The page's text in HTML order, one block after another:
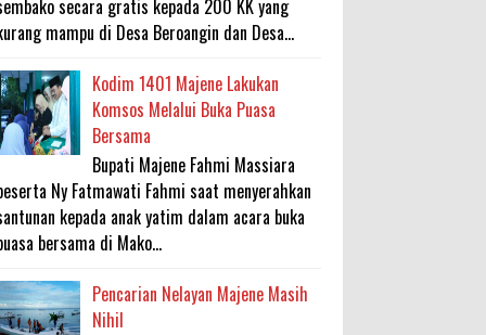
secara gratis kepada 200 KK yang
mampu di Desa Beroangin dan Desa...
Kodim 1401 Majene Lakukan
Komsos Melalui Buka Puasa
Bersama
Bupati Majene Fahmi Massiara
Ny Fatmawati Fahmi saat menyerahkan
kepada anak yatim dalam acara buka
bersama di Mako...
Pencarian Nelayan Majene Masih
Nihil